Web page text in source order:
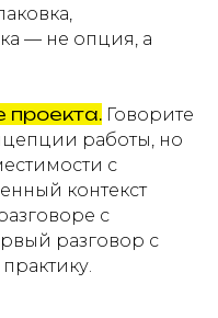
— не опция, а
проекта. Говорите
работы, но
с
контекст
с
разговор с